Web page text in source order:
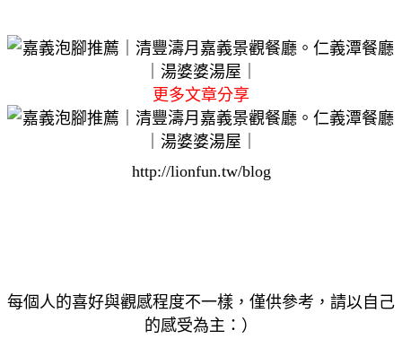
更多文章分享
http://lionfun.tw/blog
每個人的喜好與觀感程度不一樣，僅供參考，請以自己
的感受為主：）